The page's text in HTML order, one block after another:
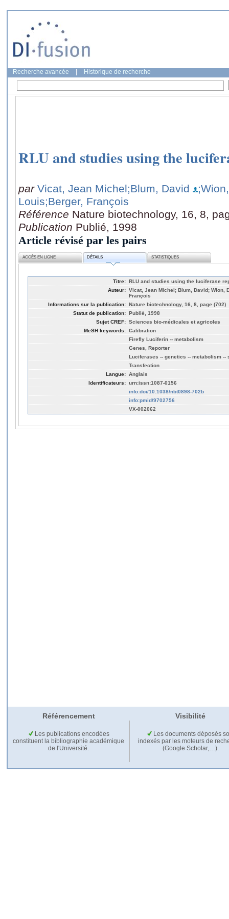
Recherche avancée Historique de recherche
RLU and studies using the
par Vicat, Jean Michel;Blum, David
Louis;Berger, François
Référence Nature biotechnology, 16, 8,
Publication Publié, 1998
Article révisé par les pairs
ACCÈS EN LIGNE DÉTAILS STATISTIQUES
Titre: RLU and studies using the luciferase
Auteur: Vicat, Jean Michel; Blum, David; Wion,
François
Informations sur la publication: Nature biotechnology, 16, 8, page (702)
Statut de publication: Publié, 1998
Sujet CREF: Sciences bio-médicales et agricoles
MeSH keywords: Calibration
Firefly Luciferin -- metabolism
Genes, Reporter
Luciferases -- genetics -- metabolism --
Transfection
Langue: Anglais
Identificateurs: urn:issn:1087-0156
info:doi/10.1038/nbt0898-702b
info:pmid/9702756
VX-002062
Référencement Visibilité
Les publications encodées
constituent la bibliographie académique
de l'Université.
Les documents déposés
indexés par les moteurs de
(Google Scholar,…).